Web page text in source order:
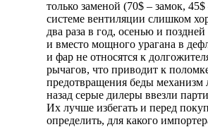
только заменой (70$ – замок,
системе вентиляции слишком
два раза в год, осенью и
и вместо мощного урагана в
и фар не относятся к
рычагов, что приводит к
предотвращения беды механизм
назад серые дилеры ввезли
Их лучше избегать и перед
определить, для какого